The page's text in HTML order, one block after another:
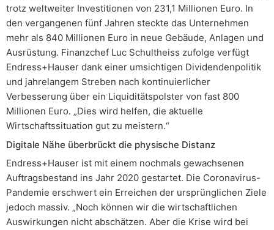
trotz weltweiter Investitionen von 231,1 Millionen Euro. In
den vergangenen fünf Jahren steckte das Unternehmen
mehr als 840 Millionen Euro in neue Gebäude, Anlagen und
Ausrüstung. Finanzchef Luc Schultheiss zufolge verfügt
Endress+Hauser dank einer umsichtigen Dividendenpolitik
und jahrelangem Streben nach kontinuierlicher
Verbesserung über ein Liquiditätspolster von fast 800
Millionen Euro. „Dies wird helfen, die aktuelle
Wirtschaftssituation gut zu meistern.“
Digitale Nähe überbrückt die physische Distanz
Endress+Hauser ist mit einem nochmals gewachsenen
Auftragsbestand ins Jahr 2020 gestartet. Die Coronavirus-
Pandemie erschwert ein Erreichen der ursprünglichen Ziele
jedoch massiv. „Noch können wir die wirtschaftlichen
Auswirkungen nicht abschätzen. Aber die Krise wird bei